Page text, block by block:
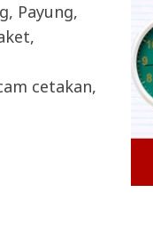
Payung,
cetakan,